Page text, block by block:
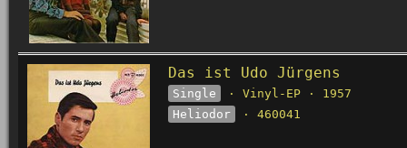
Das ist Udo Jürgens
Single
· Vinyl-EP · 1957
Heliodor
· 460041